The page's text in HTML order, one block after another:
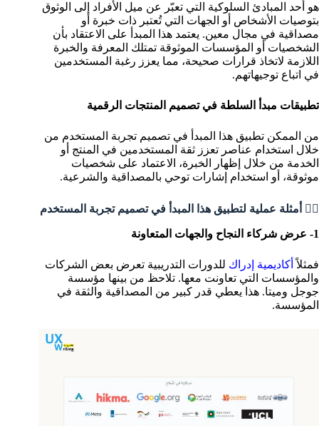
هو أحد المبادئ السلوكية التي تعبّر عن ميل الأفراد إلى الوثوق
بتوصيات الأشخاص أو الجهات التي تُعتبر ذات خبرة أو
مصداقية في مجال معين. يعتمد هذا المبدأ على الاعتقاد بأن
الشخصيات أو المؤسسات الموثوقة تمتلك المعرفة والخبرة
اللازمة لاتخاذ قرارات صحيحة، مما يعزز رغبة المستخدمين
في اتباع توجيهاتهم.
تطبيقات مبدأ السلطة في تصميم المنتجات الرقمية
من الممكن تطبيق هذا المبدأ في تصميم تجربة المستخدم من
خلال استخدام عناصر تعزز ثقة المستخدمين في المنتج أو
الخدمة من خلال إظهار الخبرة، الاعتماد على شخصيات
موثوقة، أو استخدام إشارات توحي بالمصداقية والشرعية.
💁‍♂️ أمثلة عملية لتطبيق هذا المبدأ في تصميم تجربة المستخدم
1- عرض شركاء النجاح والجهات المتعاونة
فمثلاً أكاديمية إدراك للدورات التدريبية تعرض بعض الشركات
والمؤسسات التي تعاونت معها. تلاحظ من بينها مؤسسة
جوجل وميتا. هذا يعطي قدر كبير من المصداقية والثقة في
المؤسسة.